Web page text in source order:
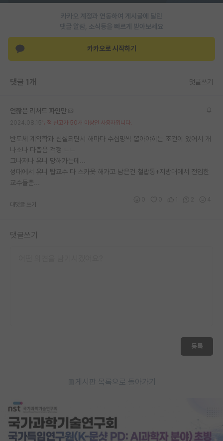
학술 정보 게시판
홍보 게시판
커리어
반도체 아카데미
카카오 계정과 연동하여 게시글에 달린
댓글 알람, 소식등을 빠르게 받아보세요
카카오로 시작하기
댓글 1개 댓글쓰기
언짢은 리처드 파인만
누적 신고가 50개 이상인 사용자입니다.
반도체 계약학과 신설되면서 해마다 수십명씩 뽑아야히는 조건이 있어서 개
나소나 다뽑음 걱정 ㄴㄴ
그나저나 유니 망해가는데...
성대에서 유니 탑교수 다 스카웃 해가고 남은건 철밥통+지방대에서 전입한
교수들뿐...
대댓글 쓰기
댓글쓰기
등록
게시판 목록으로 돌아가기